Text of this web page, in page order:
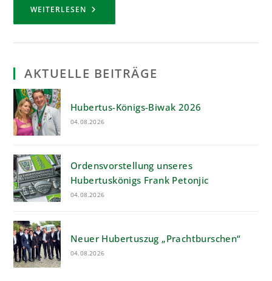
WEITERLESEN TREFFEN
EHEMALIGEN
AKTUELLE BEITRÄGE
Hubertus-Königs-Biwak 2026
04.08.2026
Ordensvorstellung unseres
Hubertuskönigs Frank Petonjic
04.08.2026
Neuer Hubertuszug „Prachtburschen“
04.08.2026